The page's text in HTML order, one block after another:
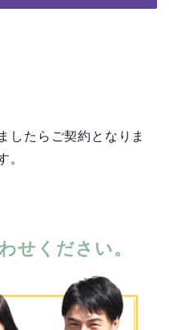
したらご契約となりま
。
せください。